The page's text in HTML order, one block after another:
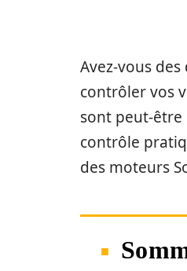
Avez-vous
contrôler vos
sont peut-être
contrôle
des moteurs